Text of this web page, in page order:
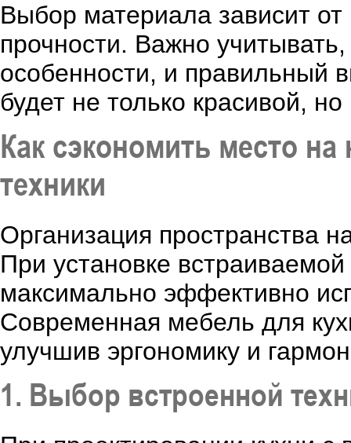
Выбор материала зависит
прочности. Важно
особенности, и правильный
будет не только красивой,
Как сэкономить место
техники
Организация пространства
При установке
максимально эффективно
Современная мебель для
улучшив эргономику и
1. Выбор встроенной